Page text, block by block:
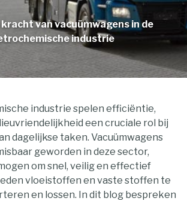
kracht van vacuümwagens in de
industrie
industrie spelen efficiëntie,
een cruciale rol bij
dagelijkse taken. Vacuümwagens
geworden in deze sector,
om snel, veilig en effectief
vloeistoffen en vaste stoffen te
en lossen. In dit blog bespreken